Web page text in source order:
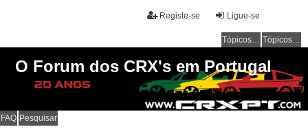
Ligue-se
Registe-se
Tópicos sem resposta Tópicos ativos
O Forum dos CRX's em Portugal
FAQ Pesquisar